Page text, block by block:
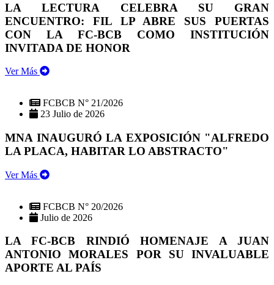
LA LECTURA CELEBRA SU GRAN
ENCUENTRO: FIL LP ABRE SUS PUERTAS
CON LA FC-BCB COMO INSTITUCIÓN
INVITADA DE HONOR
Ver Más
FCBCB N° 21/2026
23 Julio de 2026
MNA INAUGURÓ LA EXPOSICIÓN "ALFREDO
LA PLACA, HABITAR LO ABSTRACTO"
Ver Más
FCBCB N° 20/2026
Julio de 2026
LA FC-BCB RINDIÓ HOMENAJE A JUAN
ANTONIO MORALES POR SU INVALUABLE
APORTE AL PAÍS